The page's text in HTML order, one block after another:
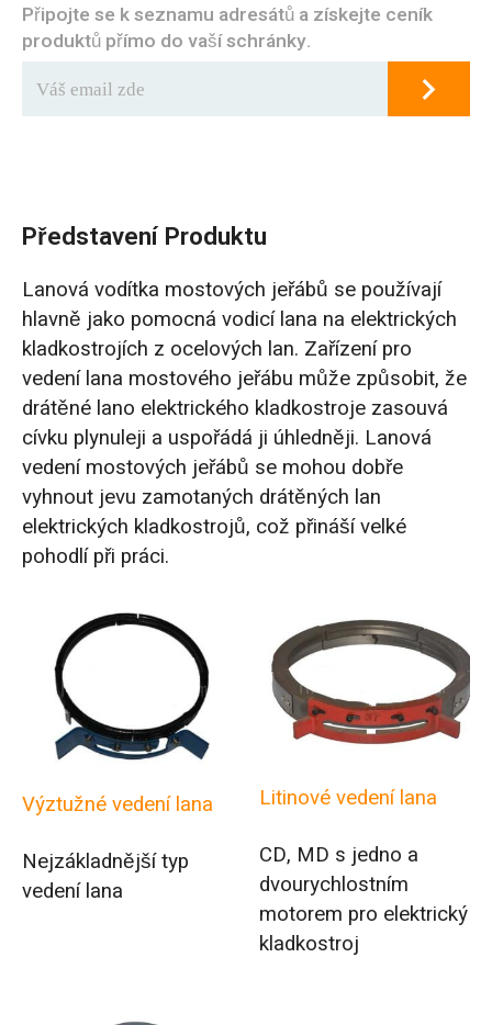
Připojte se k seznamu adresátů a získejte ceník
produktů přímo do vaší schránky.
Představení Produktu
Lanová vodítka mostových jeřábů se používají
hlavně jako pomocná vodicí lana na elektrických
kladkostrojích z ocelových lan. Zařízení pro
vedení lana mostového jeřábu může způsobit, že
drátěné lano elektrického kladkostroje zasouvá
cívku plynuleji a uspořádá ji úhledněji. Lanová
vedení mostových jeřábů se mohou dobře
vyhnout jevu zamotaných drátěných lan
elektrických kladkostrojů, což přináší velké
pohodlí při práci.
Výztužné vedení lana
Nejzákladnější typ
vedení lana
Litinové vedení lana
CD, MD s jedno a
dvourychlostním
motorem pro elektrický
kladkostroj